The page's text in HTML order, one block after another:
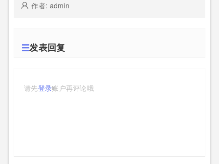
作者: admin
发表回复
请先登录账户再评论哦